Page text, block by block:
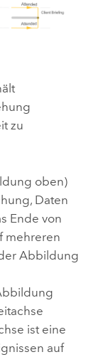
zu
oben)
Daten
Ende von
mehreren
Abbildung
ist eine
auf